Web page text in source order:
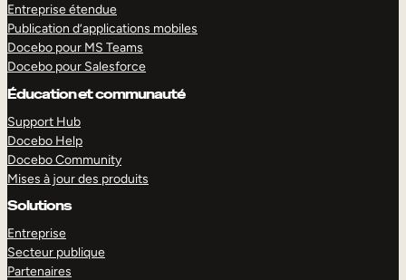
Entreprise étendue
Publication d’applications mobiles
Docebo pour MS Teams
Docebo pour Salesforce
Éducation et communauté
Support Hub
Docebo Help
Docebo Community
Mises à jour des produits
Solutions
Entreprise
Secteur publique
Partenaires